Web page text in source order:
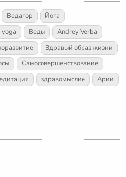
Ведагор
Йога
yoga Веды
Andrey Verba
Здравый образ жизни
Самосовершенствование
здравомыслие
Арии